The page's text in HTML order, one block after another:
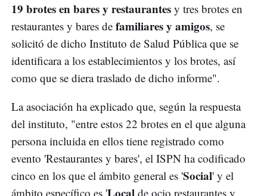
19 brotes en bares y restaurantes y tres brotes en
restaurantes y bares de familiares y amigos, se
solicitó de dicho Instituto de Salud Pública que se
identificara a los establecimientos y los brotes, así
como que se diera traslado de dicho informe".
La asociación ha explicado que, según la respuesta
del instituto, "entre estos 22 brotes en el que alguna
persona incluida en ellos tiene registrado como
evento 'Restaurantes y bares', el ISPN ha codificado
cinco en los que el ámbito general es 'Social' y el
ámbito específico es '
de ocio restaurantes y